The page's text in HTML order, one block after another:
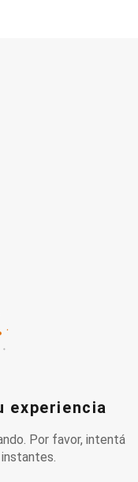
experiencia
Por favor, intentá